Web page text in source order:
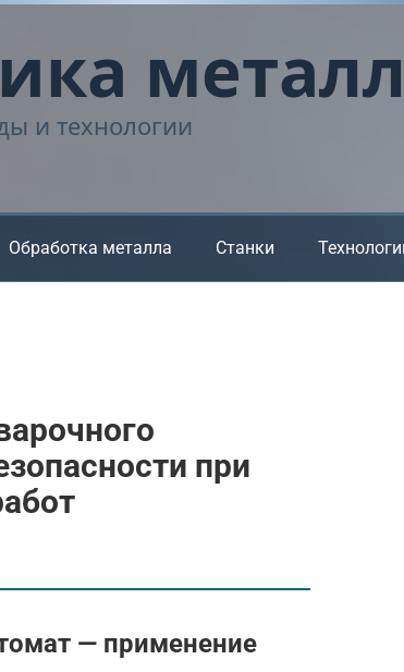
и технологии
Обработка металла Станки
при
— применение